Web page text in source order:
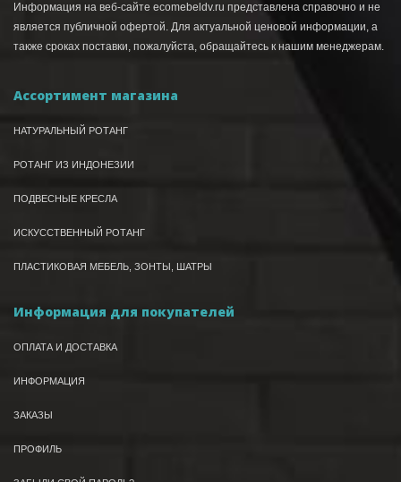
Информация на веб-сайте ecomebeldv.ru представлена справочно и не
является публичной офертой. Для актуальной ценовой информации, а
также сроках поставки, пожалуйста, обращайтесь к нашим менеджерам.
Ассортимент магазина
НАТУРАЛЬНЫЙ РОТАНГ
РОТАНГ ИЗ ИНДОНЕЗИИ
ПОДВЕСНЫЕ КРЕСЛА
ИСКУССТВЕННЫЙ РОТАНГ
ПЛАСТИКОВАЯ МЕБЕЛЬ, ЗОНТЫ, ШАТРЫ
Информация для покупателей
ОПЛАТА И ДОСТАВКА
ИНФОРМАЦИЯ
ЗАКАЗЫ
ПРОФИЛЬ